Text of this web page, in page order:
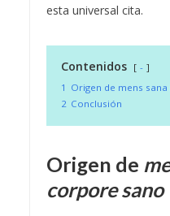
esta universal cita.
Contenidos
-
1 Origen de mens
2 Conclusión
Origen de
corpore sano